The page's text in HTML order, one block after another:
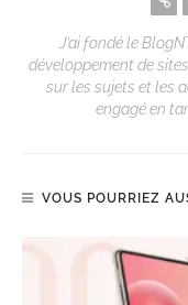
J’ai fondé le
développement de
sur les sujets et les
engagé en
VOUS POURRIEZ